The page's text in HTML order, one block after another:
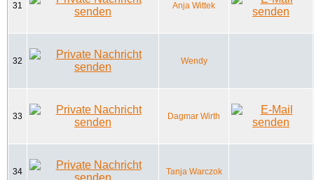
31 Anja Wittek
32 Wendy
33 Dagmar Wirth
34 Tanja Warczok